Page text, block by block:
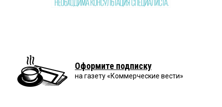
Оформите подписку
на газету «Коммерческие вести»